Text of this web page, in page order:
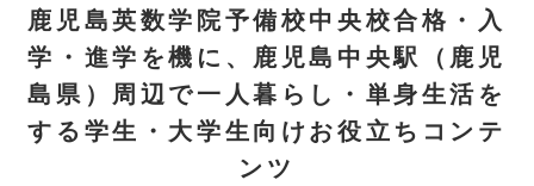
鹿児島英数学院予備校中央校合格・入
学・進学を機に、鹿児島中央駅（鹿児
島県）周辺で一人暮らし・単身生活を
する学生・大学生向けお役立ちコンテ
ンツ